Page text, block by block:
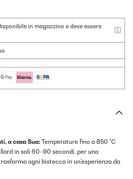
in magazzino e deve essere
a casa Sua: Temperature fino a 850 °C
in soli 60–90 secondi, per una
ogni bistecca in un'esperienza da